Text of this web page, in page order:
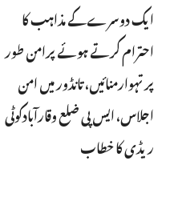
ایک دوسرے کے مذاہب کا
احترام کرتے ہوئے پرامن طور
پر تہوارمنائیں، تانڈور میں امن
اجلاس، ایس پی ضلع وقارآبادکوٹی
ریڈی کا خطاب